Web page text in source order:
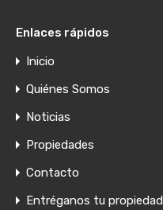
Enlaces rápidos
Inicio
Quiénes Somos
Noticias
Propiedades
Contacto
Entréganos tu propiedad